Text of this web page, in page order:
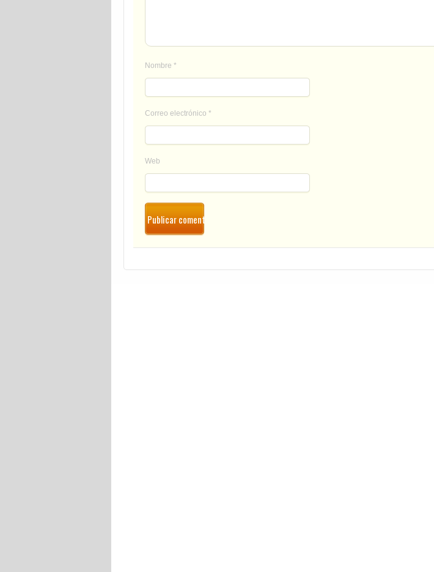
Nombre *
Correo electrónico *
Web